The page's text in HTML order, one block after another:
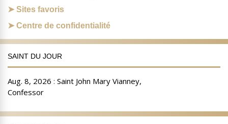
Sites favoris
Centre de confidentialité
SAINT DU JOUR